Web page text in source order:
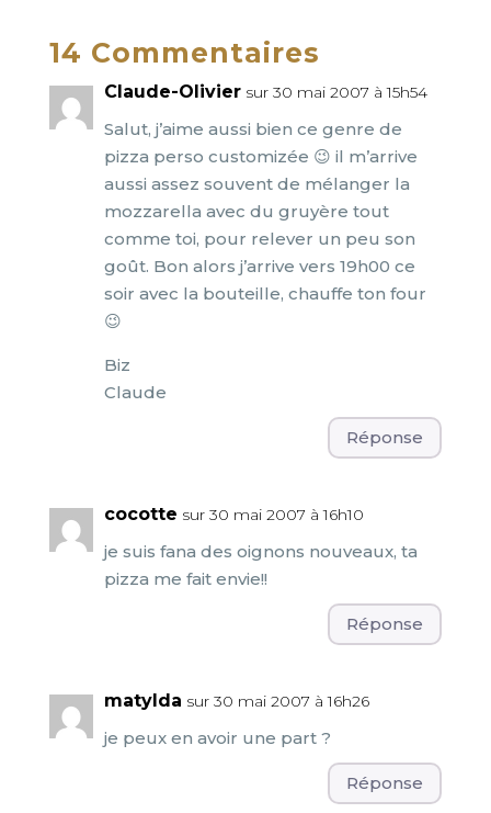
14 Commentaires
Claude-Olivier sur 30 mai 2007 à 15h54
Salut, j’aime aussi bien ce genre de
pizza perso customizée 😉 il m’arrive
aussi assez souvent de mélanger la
mozzarella avec du gruyère tout
comme toi, pour relever un peu son
goût. Bon alors j’arrive vers 19h00 ce
soir avec la bouteille, chauffe ton four
😉
Biz
Claude
Réponse
cocotte sur 30 mai 2007 à 16h10
je suis fana des oignons nouveaux, ta
pizza me fait envie!!
Réponse
matylda sur 30 mai 2007 à 16h26
je peux en avoir une part ?
Réponse